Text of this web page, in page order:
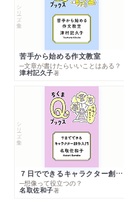
シリーズ・全集
苦手から始める作文教室
─文章が書けたらいいことはある？
津村記久子著
シリーズ・全集
７日でできるキャラクター創作入門
─想像って役立つの？
名取佐和子著